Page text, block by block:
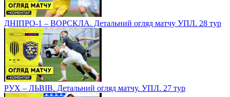
ДНІПРО-1 – ВОРСКЛА. Детальний огляд матчу УПЛ. 28 тур
РУХ – ЛЬВІВ. Детальний огляд матчу. УПЛ. 27 тур